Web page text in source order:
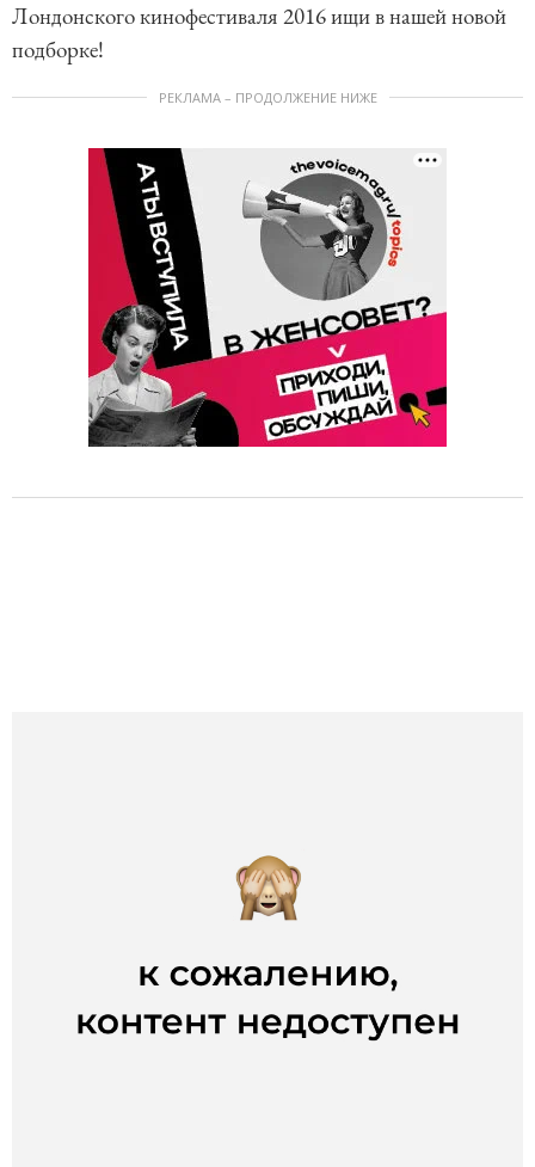
Лондонского кинофестиваля 2016 ищи в нашей новой
подборке!
РЕКЛАМА – ПРОДОЛЖЕНИЕ НИЖЕ